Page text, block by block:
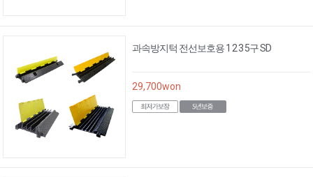
과속방지턱 전선보호용 1 2 3 5구 SD
29,700won